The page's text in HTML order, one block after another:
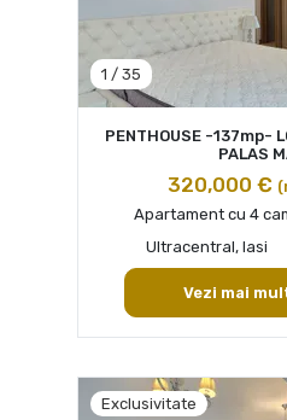
1 / 35
PENTHOUSE -137mp-
PALAS
320,000 €
Apartament cu 4
Ultracentral, Iasi
Vezi mai
Exclusivitate